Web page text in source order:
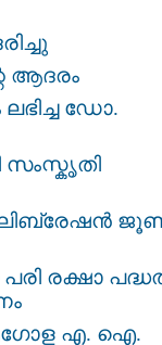
ആദരം
ഡോ.
സംസ്കൃതി
രക്ഷാ
ആഗോള എ. ഐ.